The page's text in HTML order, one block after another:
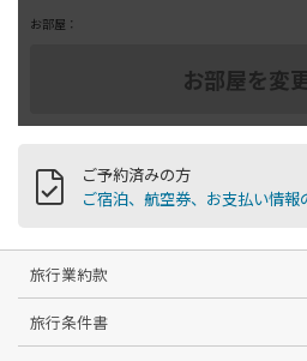
お部屋：
ご予約済みの方
ご宿泊、航空券、お支払い情報
旅行業約款
旅行条件書